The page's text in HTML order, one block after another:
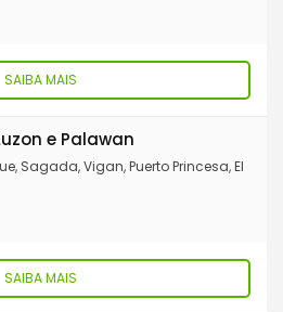
SAIBA MAIS
e Palawan
Sagada, Vigan, Puerto Princesa, El
SAIBA MAIS